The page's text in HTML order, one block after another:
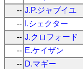
-- J.P.ジャブイユ
--
I.シェクター
-- J.クロフォード
-- E.ケイザン
-- D.マギー